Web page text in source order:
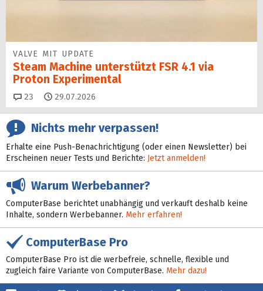
VALVE MIT UPDATE
Steam Machine unterstützt FSR 4.1 via
Proton Experimental
23 Kommentare
29.07.2026
Nichts mehr verpassen!
Erhalte eine Push-Benachrichtigung (oder einen Newsletter) bei
Erscheinen neuer Tests und Berichte: Jetzt anmelden!
Warum Werbebanner?
ComputerBase berichtet unabhängig und verkauft deshalb keine
Inhalte, sondern Werbebanner. Mehr erfahren!
ComputerBase Pro
ComputerBase Pro ist die werbefreie, schnelle, flexible und
zugleich faire Variante von ComputerBase. Mehr dazu!